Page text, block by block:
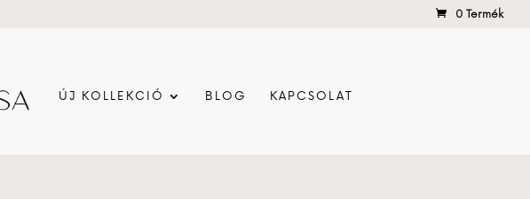
0 Termék
ÚJ KOLLEKCIÓ BLOG KAPCSOLAT